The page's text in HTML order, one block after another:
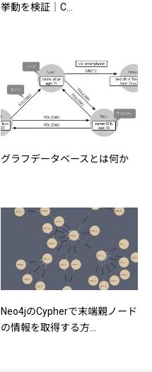
挙動を検証｜C...
グラフデータベースとは何か
Neo4jのCypherで末端親ノード
の情報を取得する方...